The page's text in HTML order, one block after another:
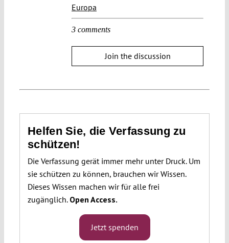
Europa
3 comments
Join the discussion
Helfen Sie, die Verfassung zu
schützen!
Die Verfassung gerät immer mehr unter Druck. Um
sie schützen zu können, brauchen wir Wissen.
Dieses Wissen machen wir für alle frei
zugänglich. Open Access.
Jetzt spenden